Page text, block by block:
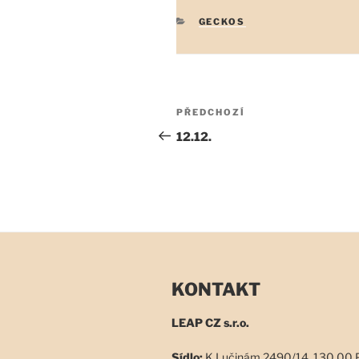
RUBRIKY
GECKOS
Navigace
pro
Předchozí
příspěvek
PŘEDCHOZÍ
12.12.
KONTAKT
LEAP CZ s.r.o.